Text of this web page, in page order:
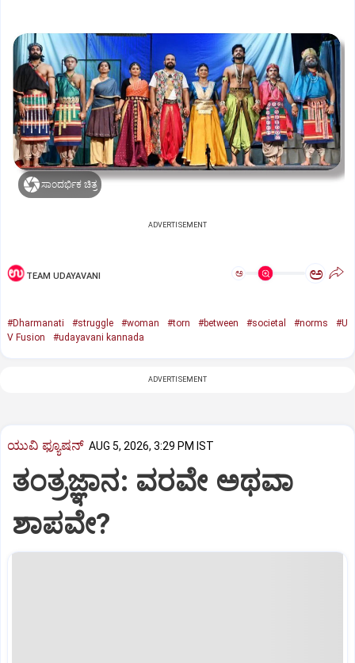
ಸಾಂದರ್ಭಿಕ ಚಿತ್ರ
ADVERTISEMENT
TEAM UDAYAVANI ಅ ಅ
#Dharmanati #struggle #woman #torn #between #societal #norms
#U
V Fusion
#udayavani kannada
ADVERTISEMENT
ಯುವಿ ಫ್ಯೂಷನ್ AUG 5, 2026, 3:29 PM IST
ತಂತ್ರಜ್ಞಾನ: ವರವೇ ಅಥವಾ
ಶಾಪವೇ?